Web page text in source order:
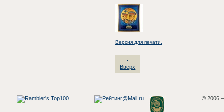
Версия для печати.
Вверх
© 2006